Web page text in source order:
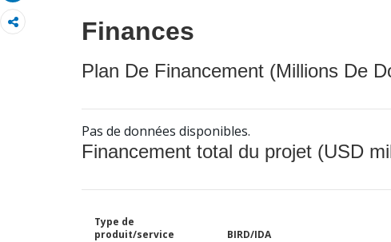
Finances
Plan De Financement (Millions De
Pas de données disponibles.
Financement total du projet (USD
Type de
produit/service
BIRD/IDA